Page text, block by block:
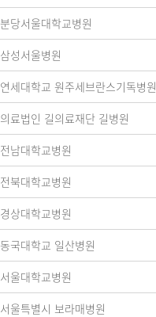
분당서울대학교병원
삼성서울병원
연세대학교 원주세브란스기독병원
의료법인 길의료재단 길병원
전남대학교병원
전북대학교병원
경상대학교병원
동국대학교 일산병원
서울대학교병원
서울특별시 보라매병원